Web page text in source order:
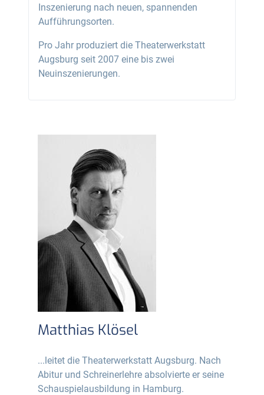
Inszenierung nach neuen, spannenden
Aufführungsorten.
Pro Jahr produziert die Theaterwerkstatt
Augsburg seit 2007 eine bis zwei
Neuinszenierungen.
Matthias Klösel
...leitet die Theaterwerkstatt Augsburg. Nach
Abitur und Schreinerlehre absolvierte er seine
Schauspielausbildung in Hamburg.